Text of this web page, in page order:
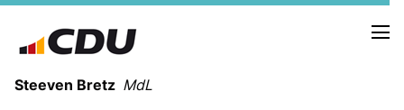
Steeven Bretz MdL